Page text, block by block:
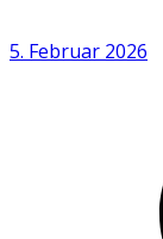
5. Februar 2026